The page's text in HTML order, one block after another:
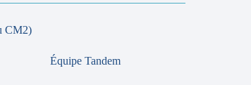
CM2)
Équipe Tandem